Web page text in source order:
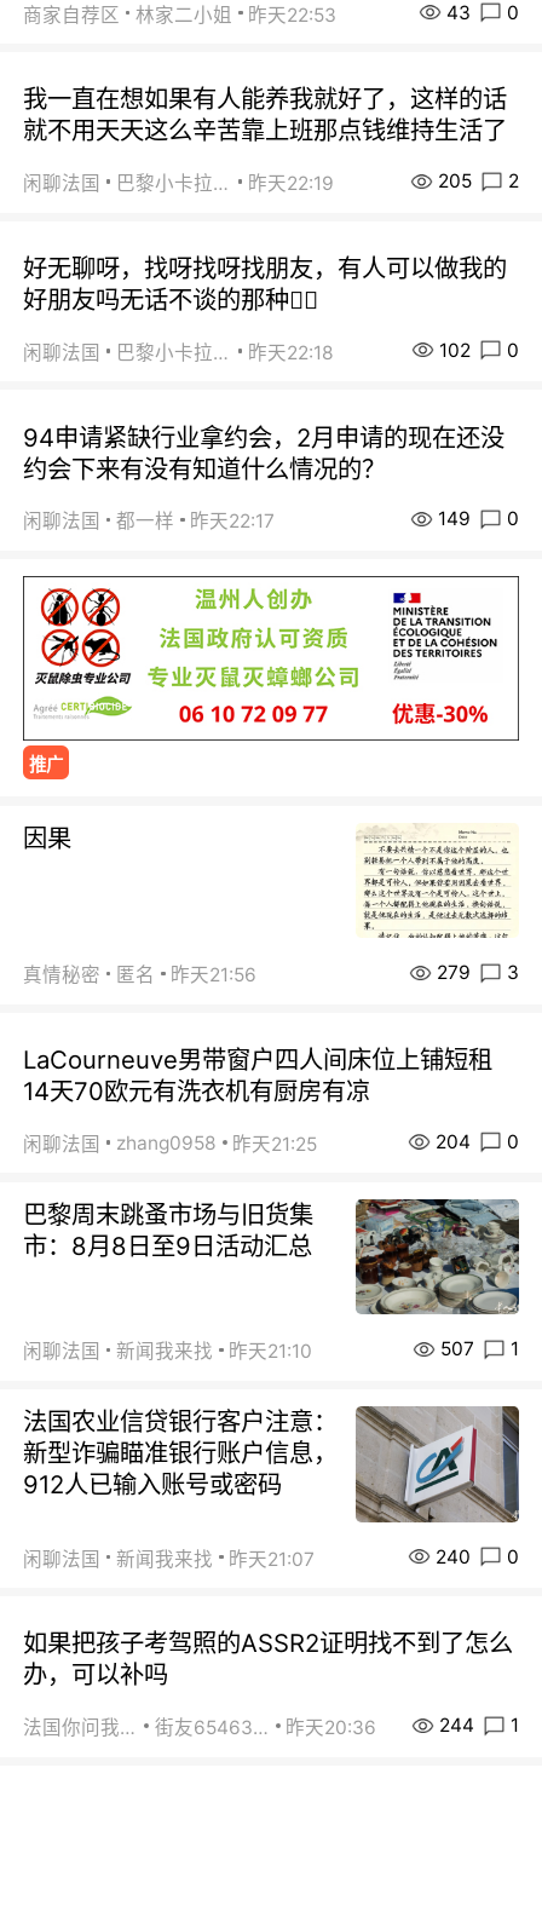
商家自荐区 林家二小姐 昨天22:53 43 0
我一直在想如果有人能养我就好了，这样的话
就不用天天这么辛苦靠上班那点钱维持生活了
闲聊法国 巴黎小卡拉咪 昨天22:19 205 2
好无聊呀，找呀找呀找朋友，有人可以做我的
好朋友吗无话不谈的那种😮‍💨
闲聊法国 巴黎小卡拉咪 昨天22:18 102 0
94申请紧缺行业拿约会，2月申请的现在还没
约会下来有没有知道什么情况的？
闲聊法国 都一样 昨天22:17 149 0
推广
因果
真情秘密 匿名 昨天21:56 279 3
LaCourneuve男带窗户四人间床位上铺短租
14天70欧元有洗衣机有厨房有凉
闲聊法国 zhang0958 昨天21:25 204 0
巴黎周末跳蚤市场与旧货集
市：8月8日至9日活动汇总
闲聊法国 新闻我来找 昨天21:10 507 1
法国农业信贷银行客户注意：
新型诈骗瞄准银行账户信息，
912人已输入账号或密码
闲聊法国 新闻我来找 昨天21:07 240 0
如果把孩子考驾照的ASSR2证明找不到了怎么
办，可以补吗
法国你问我答 街友65463281 昨天20:36 244 1